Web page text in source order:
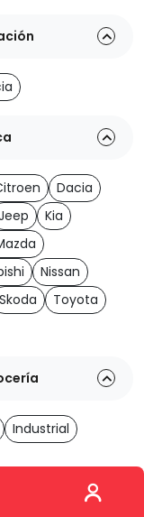
Dacia
Kia
Nissan
Skoda
Toyota
Industrial